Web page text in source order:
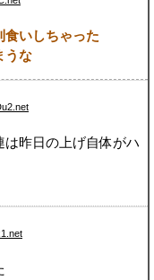
食いしちゃった
うな
昨日の上げ自体がハ